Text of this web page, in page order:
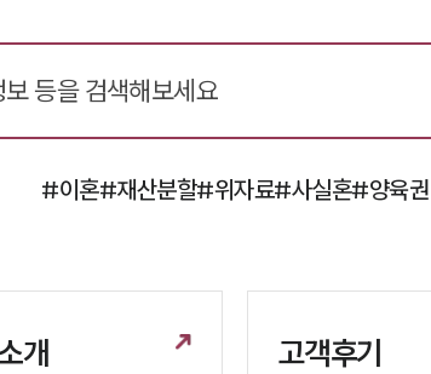
#이혼#재산분할#위자료#사실혼#양육권
개 고객후기